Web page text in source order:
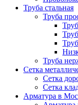
Труба стальная
Труба
Труба
Сетка
Сетка
Сетка
Арматура в